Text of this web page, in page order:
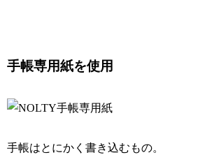
手帳専用紙を使用
手帳はとにかく書き込むもの。